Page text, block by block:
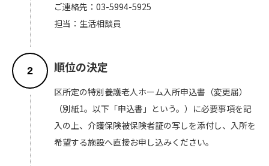
ご連絡先：03-5994-5925
担当：生活相談員
2 順位の決定
区所定の特別養護老人ホーム入所申込書（変更届）
（別紙1。以下「申込書」という。）に必要事項を記
入の上、介護保険被保険者証の写しを添付し、入所を
希望する施設へ直接お申し込みください。